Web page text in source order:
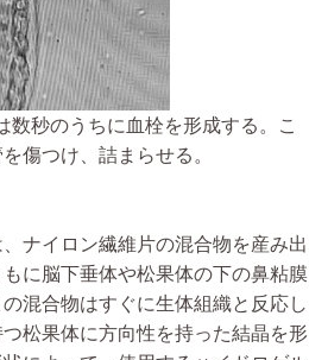
数秒のうちに血栓を形成する。こ
傷つけ、詰まらせる。
ナイロン繊維片の混合物を産み出
に脳下垂体や松果体の下の鼻粘膜
混合物はすぐに生体組織と反応し
松果体に方向性を持った結晶を形